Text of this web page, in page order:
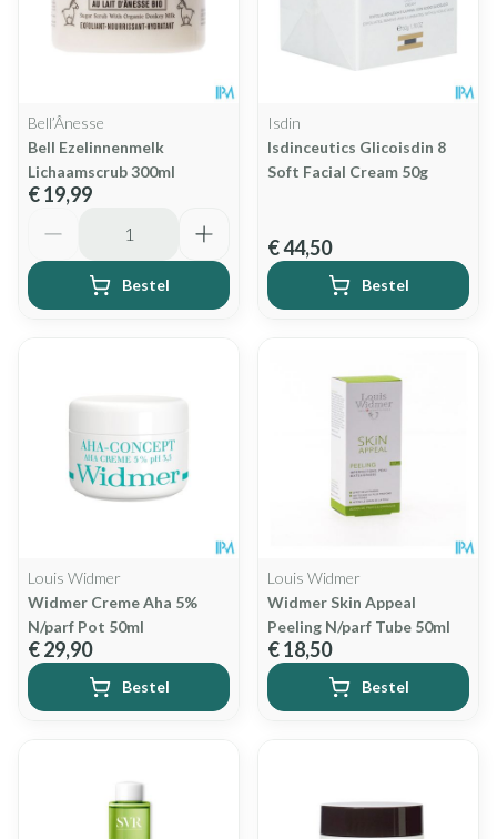
Bell’Ânesse
Bell Ezelinnenmelk
Lichaamscrub 300ml
€ 19,99
Bestel
Isdin
Isdinceutics Glicoisdin 8
Soft Facial Cream 50g
€ 44,50
Bestel
Louis Widmer
Widmer Creme Aha 5%
N/parf Pot 50ml
€ 29,90
Bestel
Louis Widmer
Widmer Skin Appeal
Peeling N/parf Tube 50ml
€ 18,50
Bestel